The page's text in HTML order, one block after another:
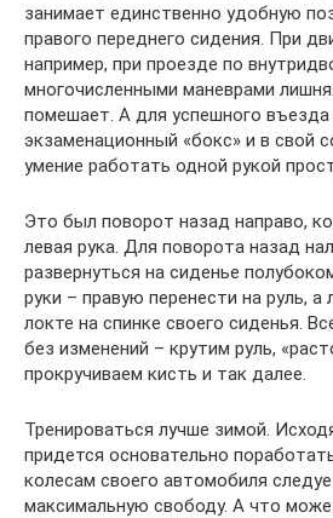
занимает единственно удобную
правого переднего сидения. При
например, при проезде по
многочисленными маневрами
помешает. А для успешного
экзаменационный «бокс» и в свой
умение работать одной рукой
Это был поворот назад направо,
левая рука. Для поворота назад
развернуться на сиденье
руки – правую перенести на руль,
локте на спинке своего сиденья.
без изменений – крутим руль,
прокручиваем кисть и так далее.
Тренироваться лучше зимой.
придется основательно
колесам своего автомобиля
максимальную свободу. А что